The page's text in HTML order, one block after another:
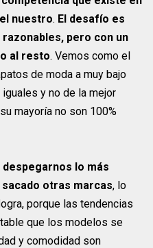
nuestro. El desafío es
pero con un
al resto. Vemos como el
de moda a muy bajo
y no de la mejor
mayoría no son 100%
lo más
otras marcas, lo
porque las tendencias
que los modelos se
y comodidad son